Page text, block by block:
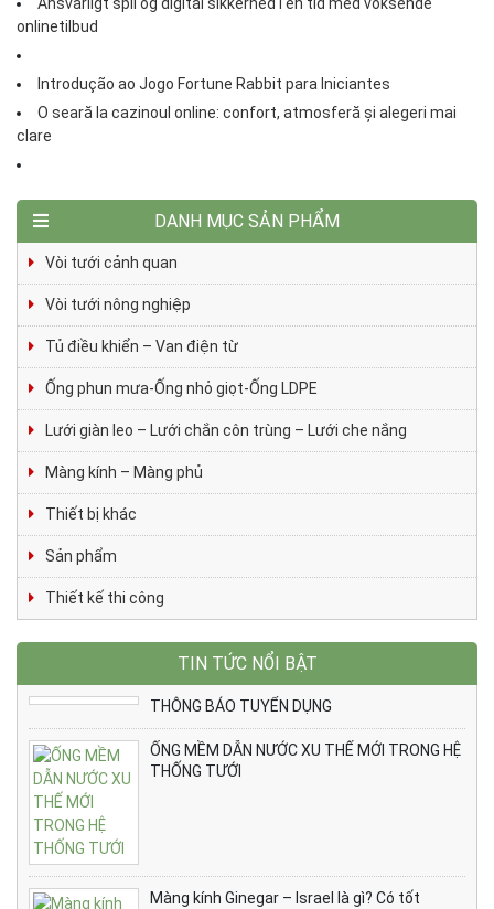
Ansvarligt spil og digital sikkerhed i en tid med voksende
onlinetilbud
Introdução ao Jogo Fortune Rabbit para Iniciantes
O seară la cazinoul online: confort, atmosferă și alegeri mai
clare
DANH MỤC SẢN PHẨM
Vòi tưới cảnh quan
Vòi tưới nông nghiệp
Tủ điều khiển – Van điện từ
Ống phun mưa-Ống nhỏ giọt-Ống LDPE
Lưới giàn leo – Lưới chắn côn trùng – Lưới che nắng
Màng kính – Màng phủ
Thiết bị khác
Sản phẩm
Thiết kế thi công
TIN TỨC NỔI BẬT
THÔNG BÁO TUYỂN DỤNG
ỐNG MỀM DẪN NƯỚC XU THẾ MỚI TRONG HỆ
THỐNG TƯỚI
Màng kính Ginegar – Israel là gì? Có tốt